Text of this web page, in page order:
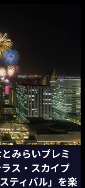
みらいプレミ
ス・スカイプ
ティバル」を楽